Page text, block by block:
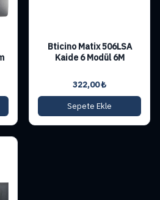
Bticino Matix 506LSA
Kaide 6 Modül 6M
322,00₺
Sepete Ekle